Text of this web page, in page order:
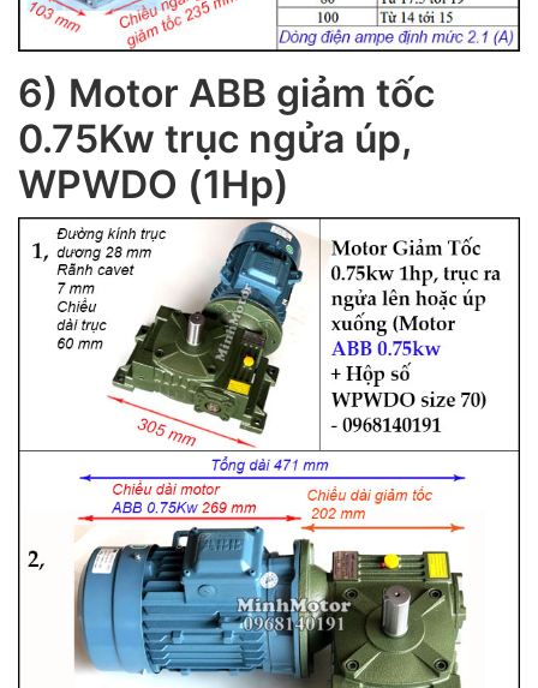
6) Motor ABB giảm tốc
0.75Kw trục ngửa úp,
WPWDO (1Hp)